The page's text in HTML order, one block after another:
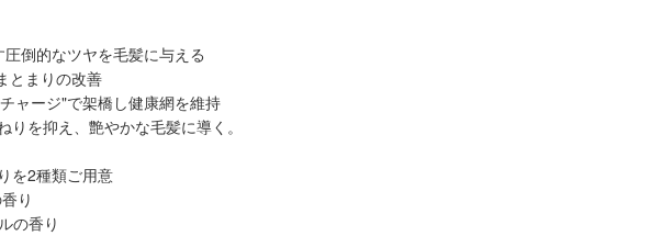
倒的なツヤを毛髪に与える
とまりの改善
ャージ"で架橋し健康網を維持
を抑え、艶やかな毛髪に導く。
を2種類ご用意
り
の香り